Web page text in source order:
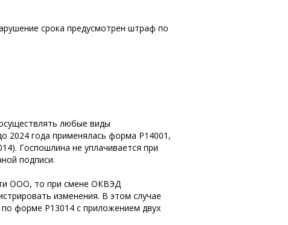
срока предусмотрен штраф по
любые виды
2024 года применялась форма Р14001,
Госпошлина не уплачивается при
подписи.
ООО, то при смене ОКВЭД
изменения. В этом случае
по форме Р13014 с приложением двух